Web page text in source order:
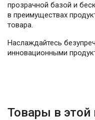
прозрачной базой и
в преимуществах
товара.
Наслаждайтесь
инновационными
Товары в этой